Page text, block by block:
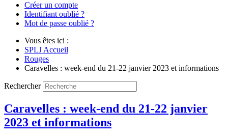
Créer un compte
Identifiant oublié ?
Mot de passe oublié ?
Vous êtes ici :
SPLJ Accueil
Rouges
Caravelles : week-end du 21-22 janvier 2023 et informations
Rechercher
Caravelles : week-end du 21-22 janvier
2023 et informations